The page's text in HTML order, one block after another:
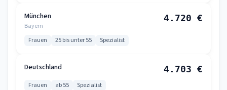
München
Bayern
4.720 €
Frauen 25 bis unter 55 Spezialist
Deutschland 4.703 €
Frauen ab 55 Spezialist